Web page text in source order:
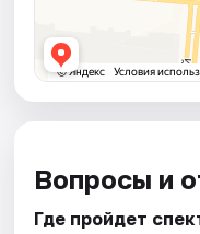
Вопросы и
Где пройдет